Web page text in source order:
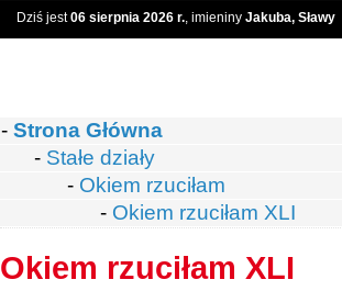
Dziś jest06 sierpnia 2026 r., imieniny Jakuba, Sławy
- Strona Główna
- Stałe działy
- Okiem rzuciłam
- Okiem rzuciłam XLI
Okiem rzuciłam XLI